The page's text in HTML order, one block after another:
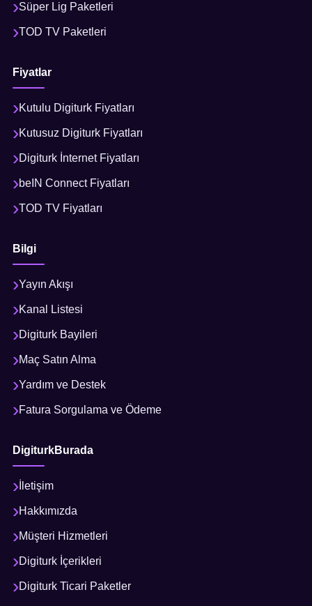
Süper Lig Paketleri
TOD TV Paketleri
Fiyatlar
Kutulu Digiturk Fiyatları
Kutusuz Digiturk Fiyatları
Digiturk İnternet Fiyatları
beIN Connect Fiyatları
TOD TV Fiyatları
Bilgi
Yayın Akışı
Kanal Listesi
Digiturk Bayileri
Maç Satın Alma
Yardım ve Destek
Fatura Sorgulama ve Ödeme
DigiturkBurada
İletişim
Hakkımızda
Müşteri Hizmetleri
Digiturk İçerikleri
Digiturk Ticari Paketler